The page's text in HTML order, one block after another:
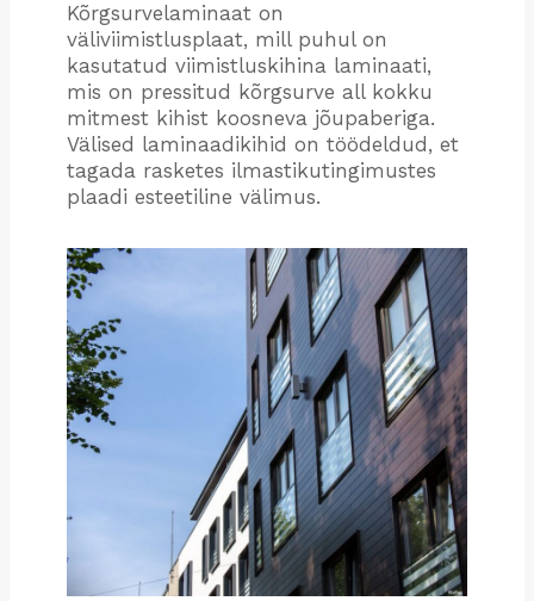
Kõrgsurvelaminaat on
väliviimistlusplaat, mill puhul on
kasutatud viimistluskihina laminaati,
mis on pressitud kõrgsurve all kokku
mitmest kihist koosneva jõupaberiga.
Välised laminaadikihid on töödeldud, et
tagada rasketes ilmastikutingimustes
plaadi esteetiline välimus.